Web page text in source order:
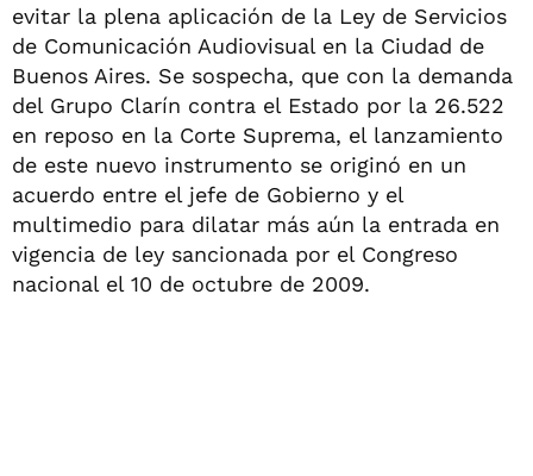
evitar la plena aplicación de la Ley de Servicios
de Comunicación Audiovisual en la Ciudad de
Buenos Aires. Se sospecha, que con la demanda
del Grupo Clarín contra el Estado por la 26.522
en reposo en la Corte Suprema, el lanzamiento
de este nuevo instrumento se originó en un
acuerdo entre el jefe de Gobierno y el
multimedio para dilatar más aún la entrada en
vigencia de ley sancionada por el Congreso
nacional el 10 de octubre de 2009.